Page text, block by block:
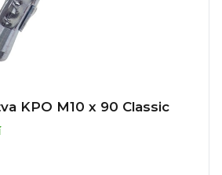
KPO M10 x 90 Classic